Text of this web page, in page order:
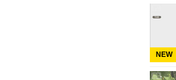
NEW